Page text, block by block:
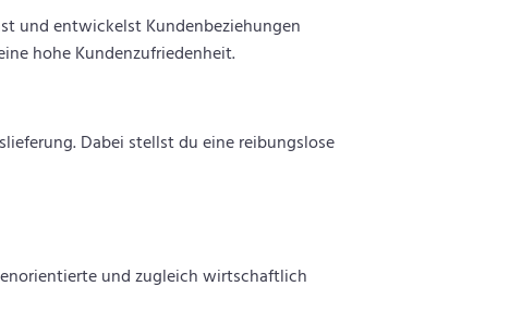
und entwickelst Kundenbeziehungen
hohe Kundenzufriedenheit.
Dabei stellst du eine reibungslose
und zugleich wirtschaftlich